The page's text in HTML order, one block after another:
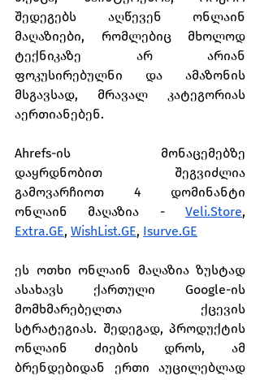
შედეგებს აღწევენ ონლაინ
მაღაზიები, რომლებიც მხოლოდ
ტექნიკაზე არ არიან
ფოკუსირებულნი და ამაზონის
მსგავსად, მრავალ კატეგორიას
აერთიანებენ.
Ahrefs-ის მონაცემებზე
დაყრდნობით შეგვიძლია
გამოვარჩიოთ 4 დომინანტი
ონლაინ მაღაზია - Veli.Store
Extra.GE, WishList.GE, Isurve.GE
ეს ოთხი ონლაინ მაღაზია ზუსტად
ასახავს ქართული Google-ის
მომხმარებელთა ქცევის
სტრატეგიას. შედეგად, პროდუქტის
ონლაინ ძიების დროს, ამ
ბრენდებიდან ერთი აუცილებლად